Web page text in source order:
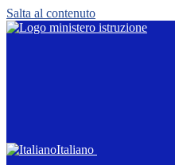
Salta al contenuto
Italiano